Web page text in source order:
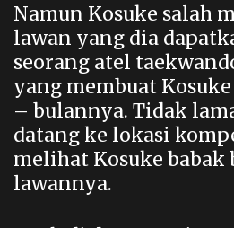
Namun Kosuke salah
lawan yang dia
seorang atel
yang membuat
– bulannya. Tidak
datang ke lokasi
melihat Kosuke babak
lawannya.